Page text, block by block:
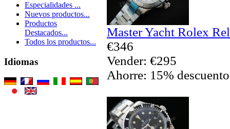
Especialidades ...
Nuevos productos...
Productos
Destacados...
Todos los productos...
Idiomas
Master Yacht Rolex
€346
Vender: €295
Ahorre: 15% descuento